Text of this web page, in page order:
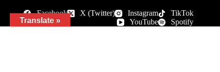
Facebook X (Twitter) Instagram
TikTok
YouTube
Spotify
Translate »